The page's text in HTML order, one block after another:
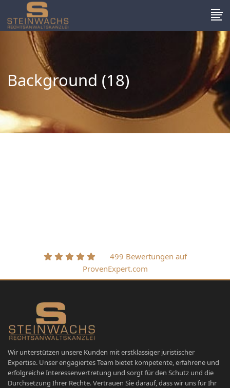
Background (18)
499 Bewertungen auf
ProvenExpert.com
Wir unterstützen unsere Kunden mit erstklassiger juristischer
Expertise. Unser engagiertes Team bietet kompetente, erfahrene und
erfolgreiche Interessenvertretung und sorgt für den Schutz und die
Durchsetzung Ihrer Rechte. Vertrauen Sie darauf, dass wir uns für Ihr